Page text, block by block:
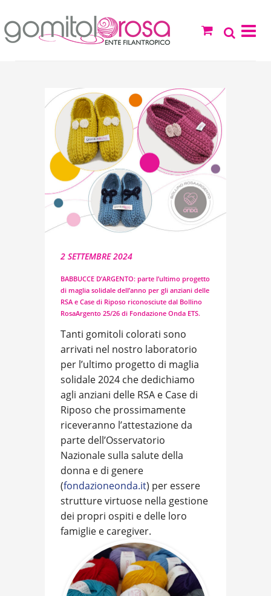
2 SETTEMBRE 2024
BABBUCCE D’ARGENTO: parte l’ultimo progetto
di maglia solidale dell’anno per gli anziani delle
RSA e Case di Riposo riconosciute dal Bollino
RosaArgento 25/26 di Fondazione Onda ETS.
Tanti gomitoli colorati sono
arrivati nel nostro laboratorio
per l’ultimo progetto di maglia
solidale 2024 che dedichiamo
agli anziani delle RSA e Case di
Riposo che prossimamente
riceveranno l’attestazione da
parte dell’Osservatorio
Nazionale sulla salute della
donna e di genere
(fondazioneonda.it) per essere
strutture virtuose nella gestione
dei propri ospiti e delle loro
famiglie e caregiver.